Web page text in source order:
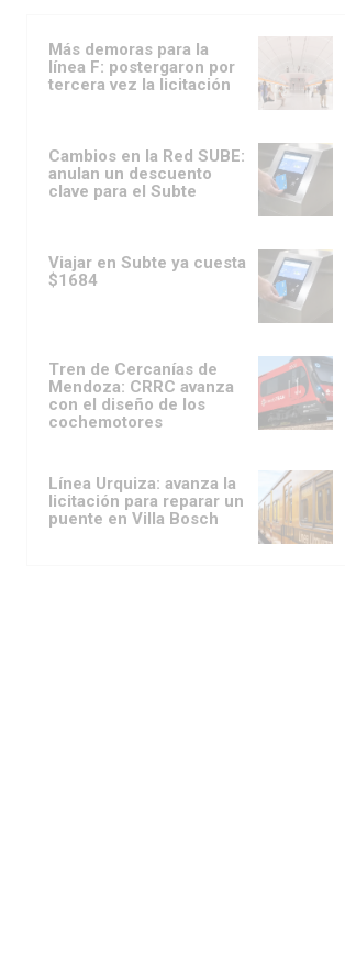
Más demoras para la
línea F: postergaron por
tercera vez la licitación
Cambios en la Red SUBE:
anulan un descuento
clave para el Subte
Viajar en Subte ya cuesta
$1684
Tren de Cercanías de
Mendoza: CRRC avanza
con el diseño de los
cochemotores
Línea Urquiza: avanza la
licitación para reparar un
puente en Villa Bosch